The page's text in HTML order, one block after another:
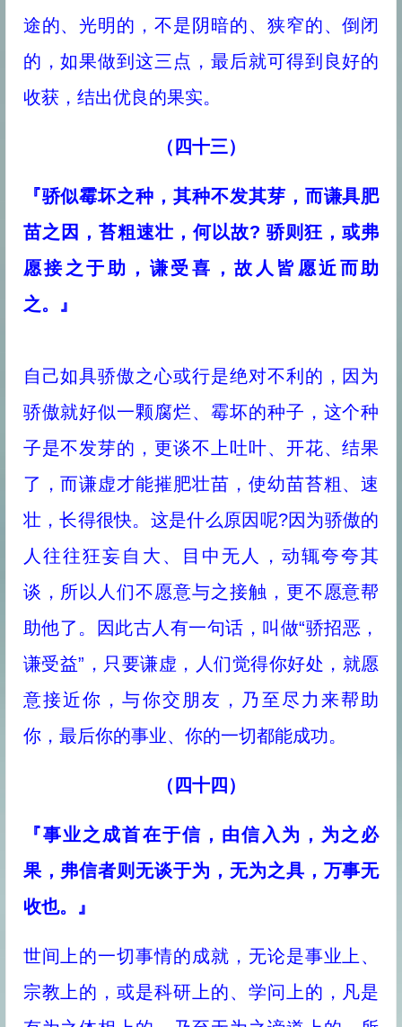
途的、光明的，不是阴暗的、狭窄的、倒闭
的，如果做到这三点，最后就可得到良好的
收获，结出优良的果实。
（四十三）
『骄似霉坏之种，其种不发其芽，而谦具肥
苗之因，苔粗速壮，何以故? 骄则狂，或弗
愿接之于助，谦受喜，故人皆愿近而助
之。』
自己如具骄傲之心或行是绝对不利的，因为
骄傲就好似一颗腐烂、霉坏的种子，这个种
子是不发芽的，更谈不上吐叶、开花、结果
了，而谦虚才能摧肥壮苗，使幼苗苔粗、速
壮，长得很快。这是什么原因呢?因为骄傲的
人往往狂妄自大、目中无人，动辄夸夸其
谈，所以人们不愿意与之接触，更不愿意帮
助他了。因此古人有一句话，叫做“骄招恶，
谦受益”，只要谦虚，人们觉得你好处，就愿
意接近你，与你交朋友，乃至尽力来帮助
你，最后你的事业、你的一切都能成功。
（四十四）
『事业之成首在于信，由信入为，为之必
果，弗信者则无谈于为，无为之具，万事无
收也。』
世间上的一切事情的成就，无论是事业上、
宗教上的，或是科研上的、学问上的，凡是